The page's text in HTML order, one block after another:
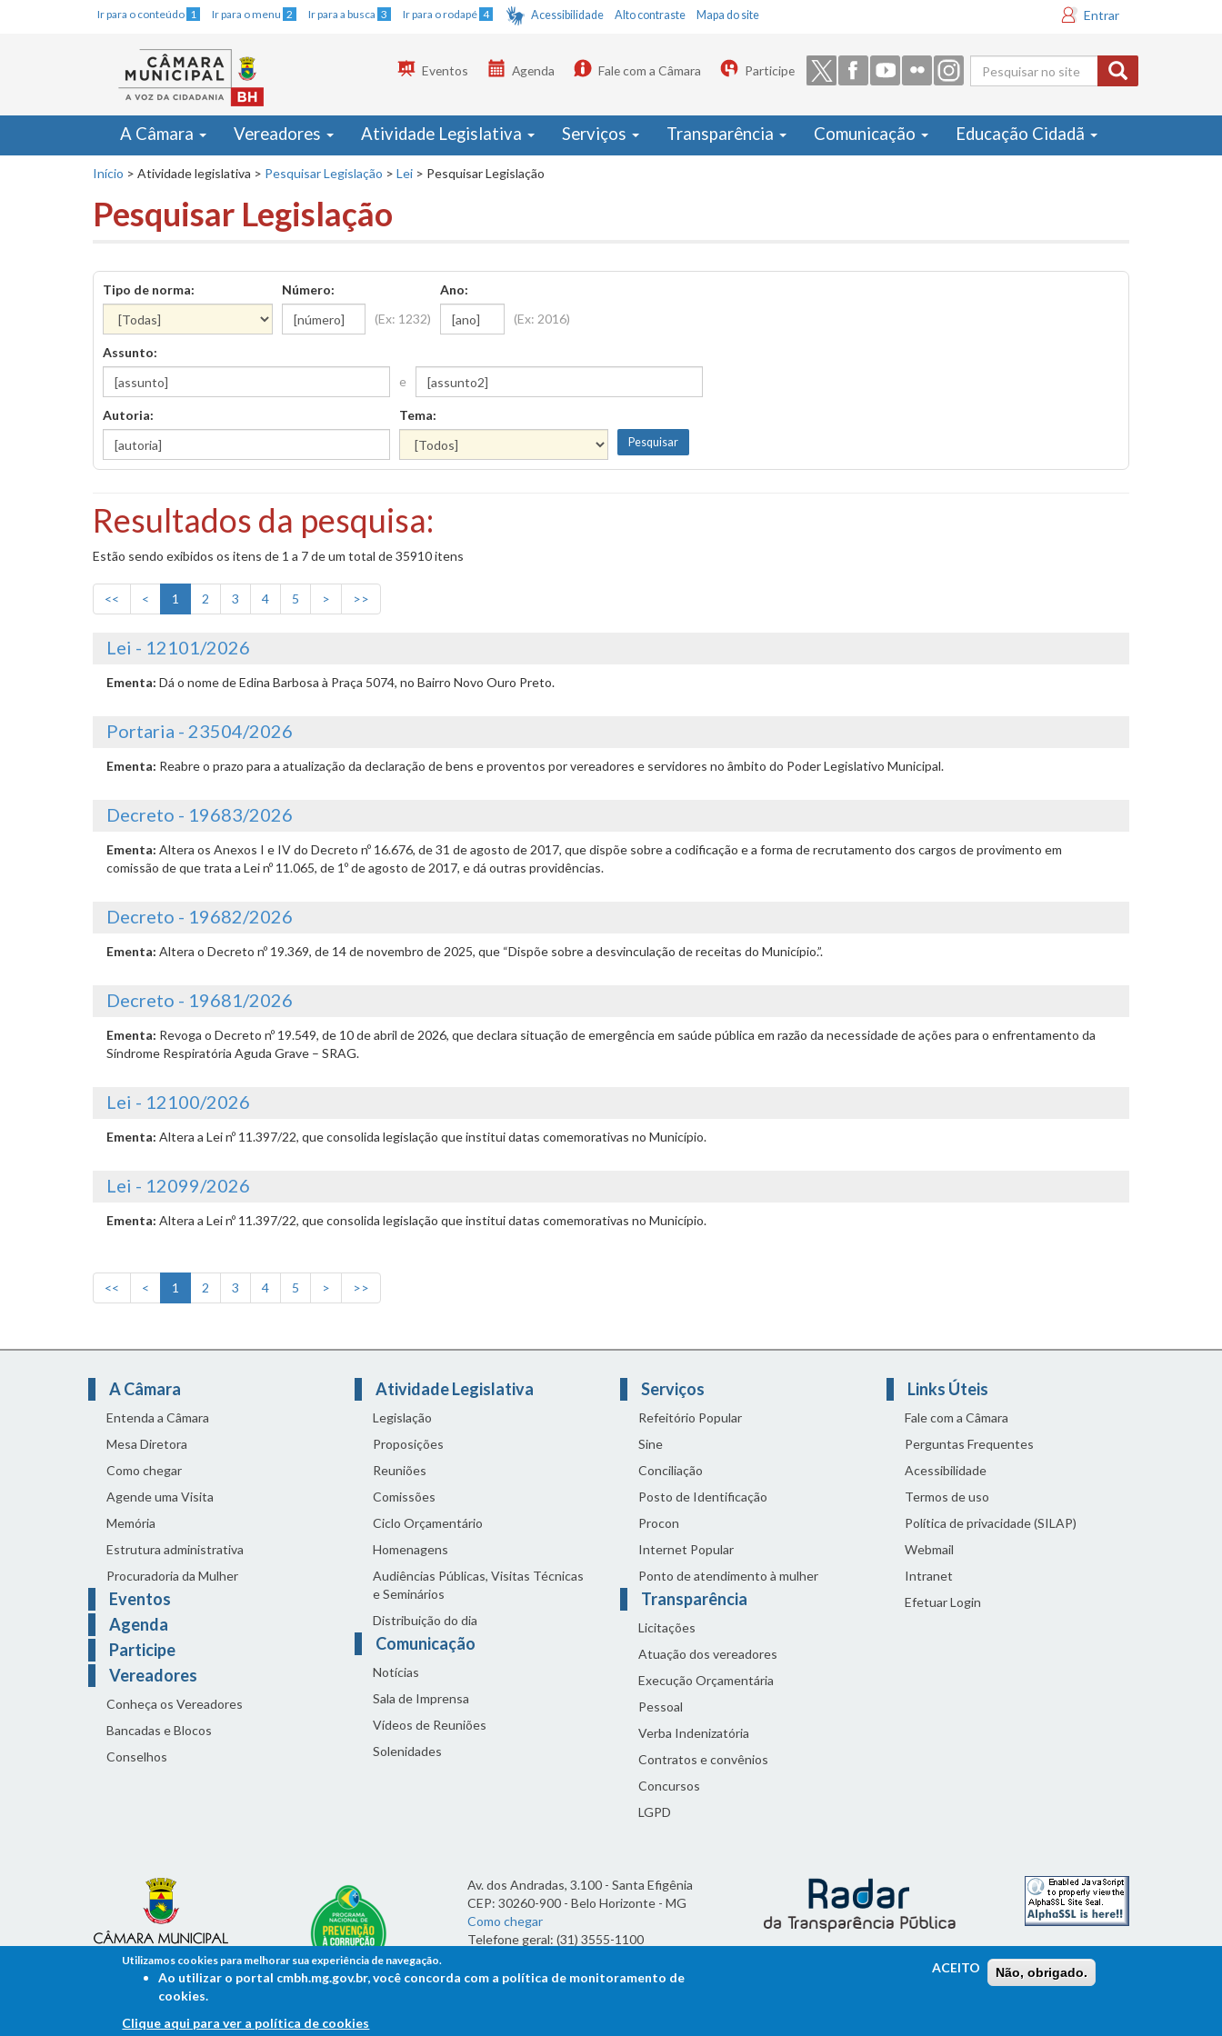
Ir para o conteúdo 1 Ir para o menu 2 Ir para a busca 3 Ir para o rodapé 4 Acessibilidade Alto contraste Mapa do site Entrar
Formulário
de busca
Eventos Agenda Fale com a Câmara Participe
A Câmara Vereadores Atividade Legislativa Serviços Transparência Comunicação Educação Cidadã
Início > Atividade legislativa > Pesquisar Legislação > Lei > Pesquisar Legislação
Pesquisar Legislação
Tipo de norma:
Número:
(Ex: 1232)
Ano:
(Ex: 2016)
Assunto:
e
Autoria: Tema:
Resultados da pesquisa:
Estão sendo exibidos os itens de 1 a 7 de um total de 35910 itens
<< < 1 2 3 4 5 > >>
Lei - 12101/2026
Ementa: Dá o nome de Edina Barbosa à Praça 5074, no Bairro Novo Ouro Preto.
Portaria - 23504/2026
Ementa: Reabre o prazo para a atualização da declaração de bens e proventos por vereadores e servidores no âmbito do Poder Legislativo Municipal.
Decreto - 19683/2026
Ementa: Altera os Anexos I e IV do Decreto nº 16.676, de 31 de agosto de 2017, que dispõe sobre a codificação e a forma de recrutamento dos cargos de provimento em
comissão de que trata a Lei nº 11.065, de 1º de agosto de 2017, e dá outras providências.
Decreto - 19682/2026
Ementa: Altera o Decreto nº 19.369, de 14 de novembro de 2025, que “Dispõe sobre a desvinculação de receitas do Município.”.
Decreto - 19681/2026
Ementa: Revoga o Decreto nº 19.549, de 10 de abril de 2026, que declara situação de emergência em saúde pública em razão da necessidade de ações para o enfrentamento da
Síndrome Respiratória Aguda Grave – SRAG.
Lei - 12100/2026
Ementa: Altera a Lei nº 11.397/22, que consolida legislação que institui datas comemorativas no Município.
Lei - 12099/2026
Ementa: Altera a Lei nº 11.397/22, que consolida legislação que institui datas comemorativas no Município.
<< < 1 2 3 4 5 > >>
A Câmara
Entenda a Câmara
Mesa Diretora
Como chegar
Agende uma Visita
Memória
Estrutura administrativa
Procuradoria da Mulher
Eventos
Agenda
Participe
Vereadores
Conheça os Vereadores
Bancadas e Blocos
Conselhos
Atividade Legislativa
Legislação
Proposições
Reuniões
Comissões
Ciclo Orçamentário
Homenagens
Audiências Públicas, Visitas Técnicas
e Seminários
Distribuição do dia
Comunicação
Notícias
Sala de Imprensa
Vídeos de Reuniões
Solenidades
Serviços
Refeitório Popular
Sine
Conciliação
Posto de Identificação
Procon
Internet Popular
Ponto de atendimento à mulher
Transparência
Licitações
Atuação dos vereadores
Execução Orçamentária
Pessoal
Verba Indenizatória
Contratos e convênios
Concursos
LGPD
Links Úteis
Fale com a Câmara
Perguntas Frequentes
Acessibilidade
Termos de uso
Política de privacidade (SILAP)
Webmail
Intranet
Efetuar Login
Av. dos Andradas, 3.100 - Santa Efigênia
CEP: 30260-900 - Belo Horizonte - MG
Como chegar
Telefone geral: (31) 3555-1100
7h às 19h
Utilizamos cookies para melhorar sua experiência de navegação.
Ao utilizar o portal cmbh.mg.gov.br, você concorda com a política de monitoramento de
cookies.
Clique aqui para ver a política de cookies
ACEITO Não, obrigado.